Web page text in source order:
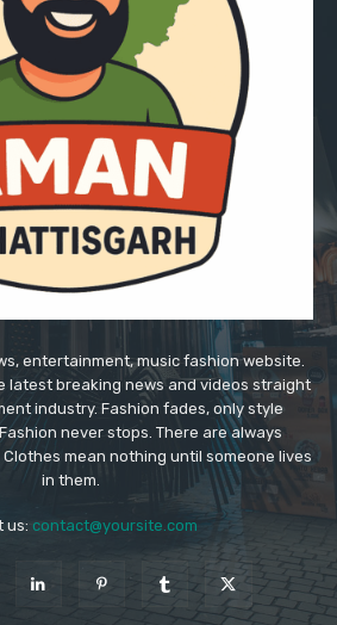
entertainment, music fashion website.
latest breaking news and videos straight
industry. Fashion fades, only style
never stops. There are always
mean nothing until someone lives
in them.
us: contact@yoursite.com